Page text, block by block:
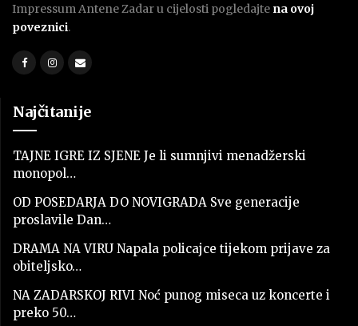
Impressum Antene Zadar u cijelosti pogledajte na ovoj
poveznici.
Najčitanije
TAJNE IGRE IZ SJENE Je li sumnjivi menadžerski
monopol…
OD POSEDARJA DO NOVIGRADA Sve generacije
proslavile Dan…
DRAMA NA VIRU Napala policajce tijekom prijave za
obiteljsko…
NA ZADARSKOJ RIVI Noć punog miseca uz koncerte i
preko 50…